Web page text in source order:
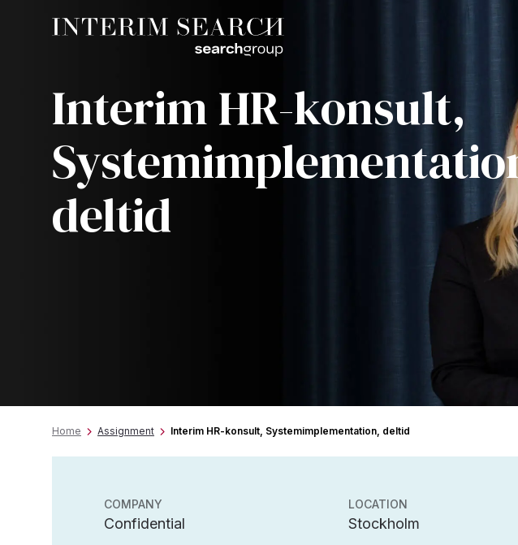
Interim HR-konsult,
deltid
Home Assignment Interim HR-konsult, Systemimplementation, deltid
COMPANY
Confidential
LOCATION
Stockholm